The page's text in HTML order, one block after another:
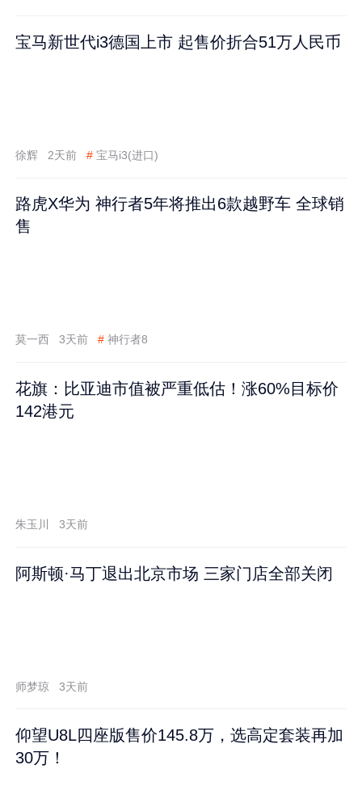
宝马新世代i3德国上市 起售价折合51万人民币
徐辉 2天前 # 宝马i3(进口)
路虎X华为 神行者5年将推出6款越野车 全球销
售
莫一西 3天前 # 神行者8
花旗：比亚迪市值被严重低估！涨60%目标价
142港元
朱玉川 3天前
阿斯顿·马丁退出北京市场 三家门店全部关闭
师梦琼 3天前
仰望U8L四座版售价145.8万，选高定套装再加
30万！